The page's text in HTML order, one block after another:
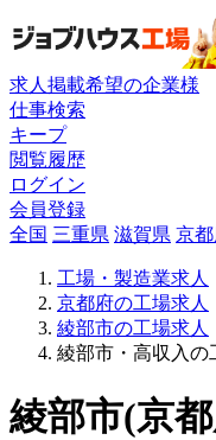
求人掲載希望の企業様
仕事検索
キープ
閲覧履歴
ログイン
会員登録
全国 三重県 滋賀県 京
工場・製造業求人
京都府の工場求人
綾部市の工場求人
綾部市・高収入の
綾部市(京